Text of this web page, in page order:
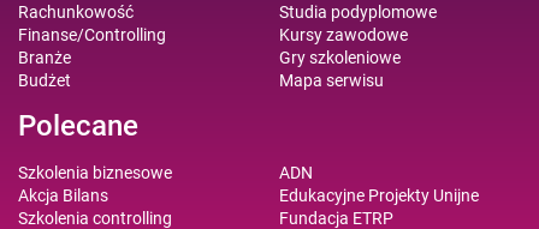
Rachunkowość
Finanse/Controlling
Branże
Budżet
Studia podyplomowe
Kursy zawodowe
Gry szkoleniowe
Mapa serwisu
Polecane
Szkolenia biznesowe
Akcja Bilans
Szkolenia controlling
ADN
Edukacyjne Projekty Unijne
Fundacja ETRP